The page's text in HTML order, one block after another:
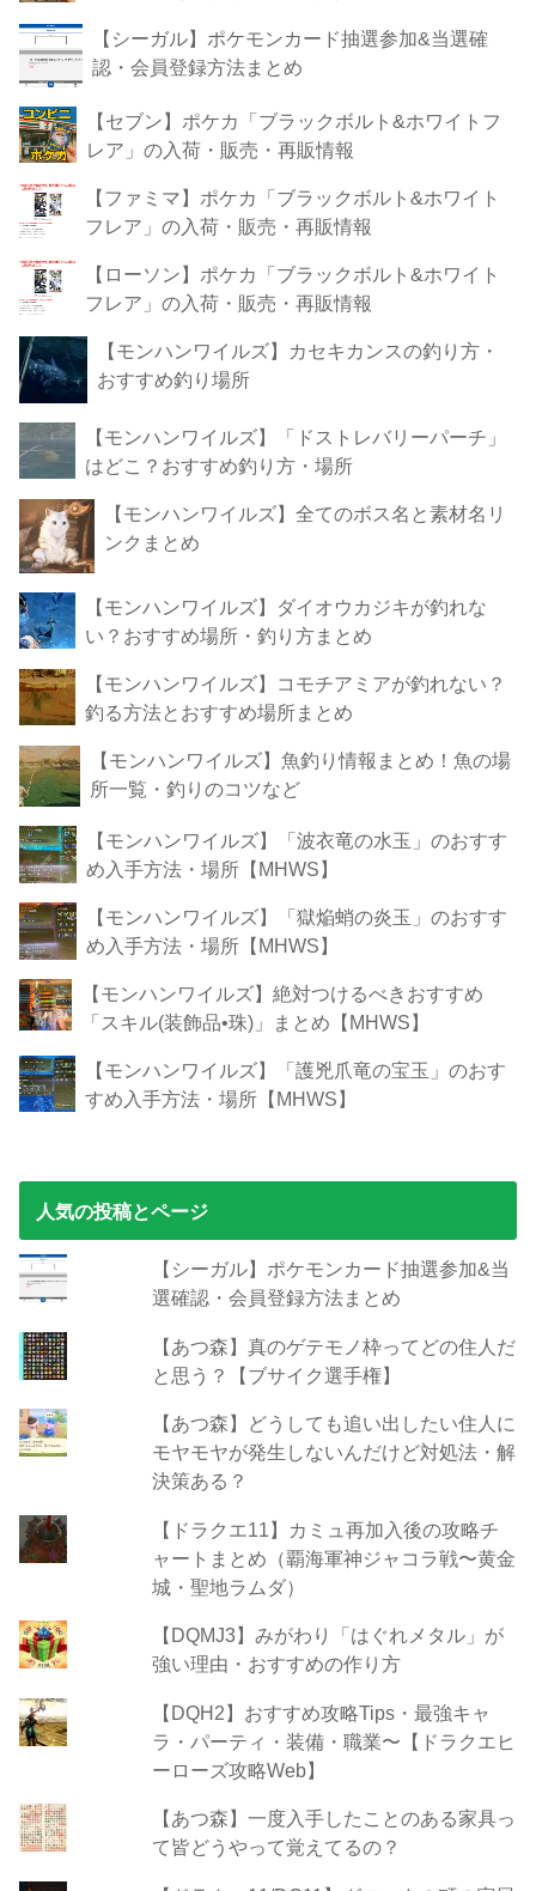
【シーガル】ポケモンカード抽選参加&当選確
認・会員登録方法まとめ
【セブン】ポケカ「ブラックボルト&ホワイトフ
レア」の入荷・販売・再販情報
【ファミマ】ポケカ「ブラックボルト&ホワイト
フレア」の入荷・販売・再販情報
【ローソン】ポケカ「ブラックボルト&ホワイト
フレア」の入荷・販売・再販情報
【モンハンワイルズ】カセキカンスの釣り方・
おすすめ釣り場所
【モンハンワイルズ】「ドストレバリーパーチ」
はどこ？おすすめ釣り方・場所
【モンハンワイルズ】全てのボス名と素材名リ
ンクまとめ
【モンハンワイルズ】ダイオウカジキが釣れな
い？おすすめ場所・釣り方まとめ
【モンハンワイルズ】コモチアミアが釣れない？
釣る方法とおすすめ場所まとめ
【モンハンワイルズ】魚釣り情報まとめ！魚の場
所一覧・釣りのコツなど
【モンハンワイルズ】「波衣竜の水玉」のおすす
め入手方法・場所【MHWS】
【モンハンワイルズ】「獄焔蛸の炎玉」のおすす
め入手方法・場所【MHWS】
【モンハンワイルズ】絶対つけるべきおすすめ
「スキル(装飾品•珠)」まとめ【MHWS】
【モンハンワイルズ】「護兇爪竜の宝玉」のおす
すめ入手方法・場所【MHWS】
人気の投稿とページ
【シーガル】ポケモンカード抽選参加&当
選確認・会員登録方法まとめ
【あつ森】真のゲテモノ枠ってどの住人だ
と思う？【ブサイク選手権】
【あつ森】どうしても追い出したい住人に
モヤモヤが発生しないんだけど対処法・解
決策ある？
【ドラクエ11】カミュ再加入後の攻略チ
ャートまとめ（覇海軍神ジャコラ戦〜黄金
城・聖地ラムダ）
【DQMJ3】みがわり「はぐれメタル」が
強い理由・おすすめの作り方
【DQH2】おすすめ攻略Tips・最強キャ
ラ・パーティ・装備・職業〜【ドラクエヒ
ーローズ攻略Web】
【あつ森】一度入手したことのある家具っ
て皆どうやって覚えてるの？